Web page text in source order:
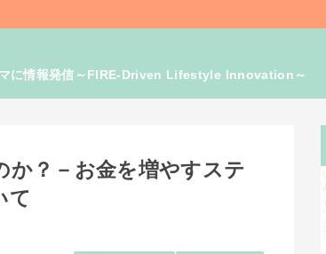
マに情報発信～FIRE-Driven Lifestyle Innovation～
か？－お金を増やすステ
て